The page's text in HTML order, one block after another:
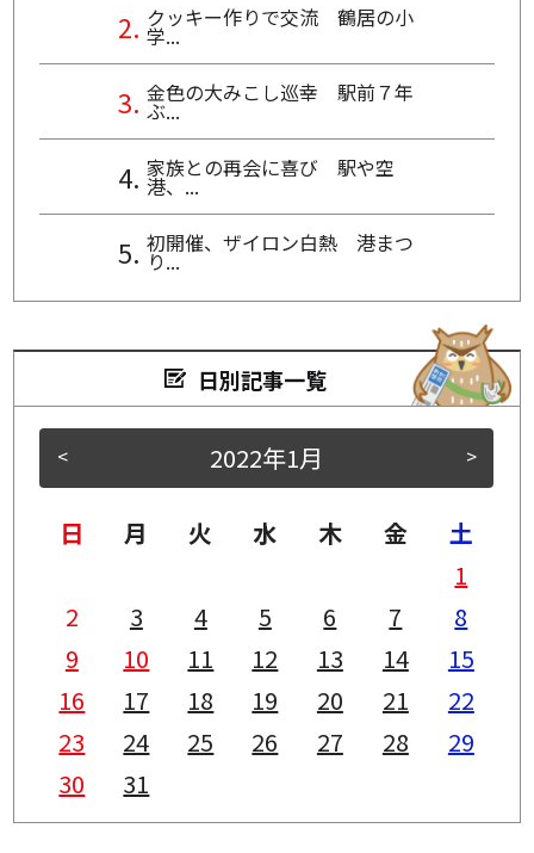
クッキー作りで交流 鶴居の小
学...
金色の大みこし巡幸 駅前７年
ぶ...
家族との再会に喜び 駅や空
港、...
初開催、ザイロン白熱 港まつ
り...
日別記事一覧
< >
2022年1月
日 月 火 水 木 金
土
1
2
3 4 5 6 7
8
9
10 11 12 13 14
15
16
17 18 19 20 21
22
23
24 25 26 27 28
29
30
31